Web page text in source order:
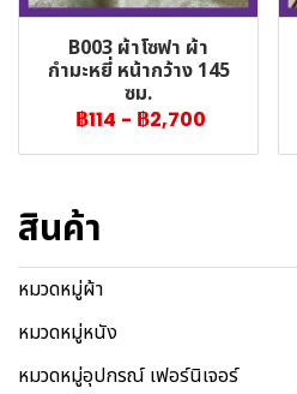
B003 ผ้าโซฟา ผ้า
กำมะหยี่ หน้ากว้าง 145
ซม.
฿114 - ฿2,700
สินค้า
หมวดหมู่ผ้า
หมวดหมู่หนัง
หมวดหมู่อุปกรณ์ เฟอร์นิเจอร์